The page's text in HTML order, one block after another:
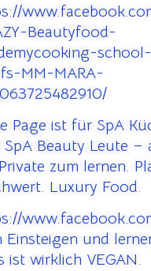
Beautyfood-
MM-MARA-
Page ist für SpA
SpA Beauty Leute –
zum lernen.
Luxury Food.
Einsteigen und
ist wirklich VEGAN.